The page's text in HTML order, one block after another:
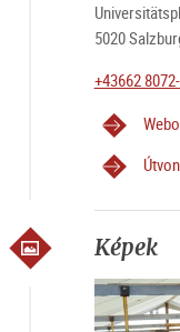
5020
+43662
Képek